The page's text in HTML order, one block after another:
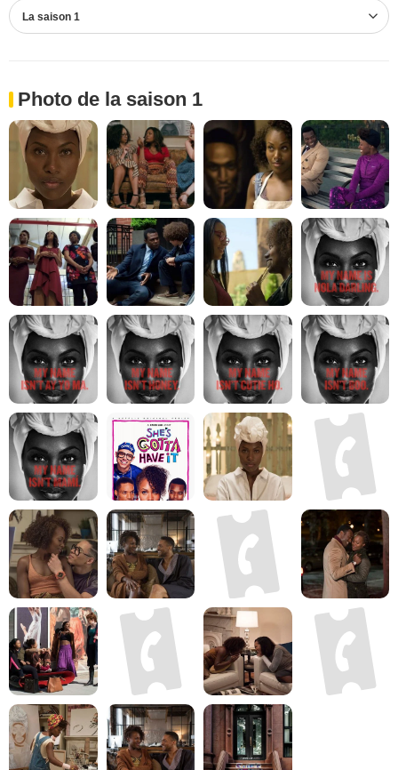
La saison 1
Photo de la saison 1